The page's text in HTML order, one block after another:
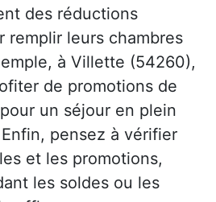
des réductions
remplir leurs chambres
à Villette (54260),
de promotions de
un séjour en plein
pensez à vérifier
et les promotions,
les soldes ou les